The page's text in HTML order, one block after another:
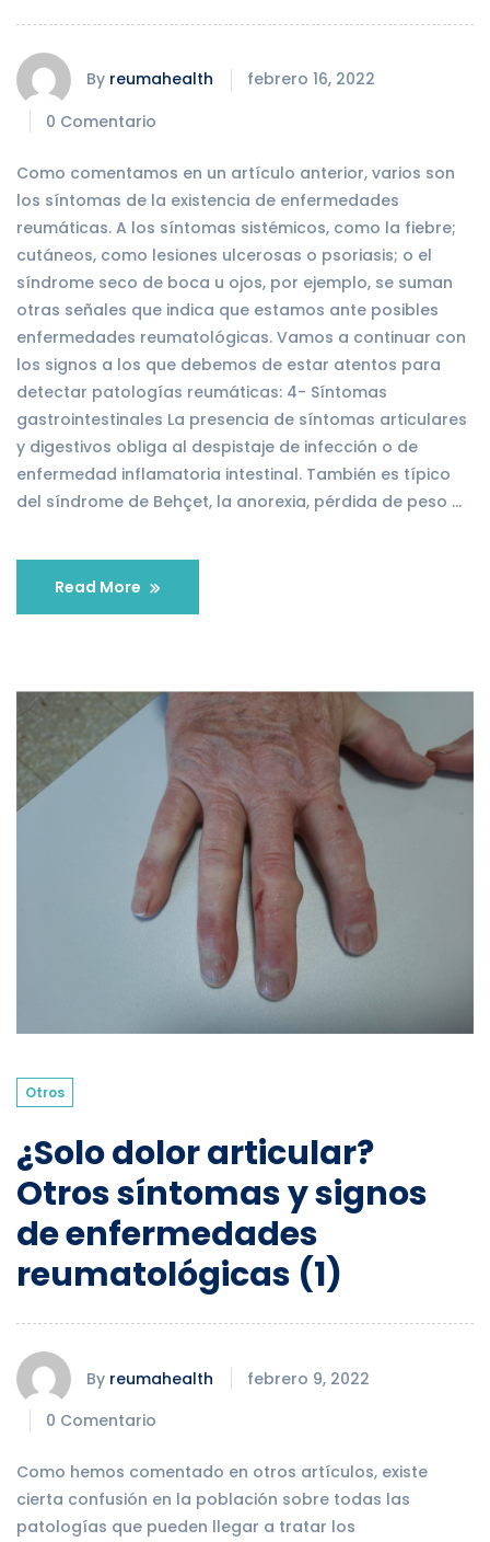
By reumahealth
febrero 16, 2022
0 Comentario
Como comentamos en un artículo anterior, varios son
los síntomas de la existencia de enfermedades
reumáticas. A los síntomas sistémicos, como la fiebre;
cutáneos, como lesiones ulcerosas o psoriasis; o el
síndrome seco de boca u ojos, por ejemplo, se suman
otras señales que indica que estamos ante posibles
enfermedades reumatológicas. Vamos a continuar con
los signos a los que debemos de estar atentos para
detectar patologías reumáticas: 4- Síntomas
gastrointestinales La presencia de síntomas articulares
y digestivos obliga al despistaje de infección o de
enfermedad inflamatoria intestinal. También es típico
del síndrome de Behçet, la anorexia, pérdida de peso …
Read More
Otros
¿Solo dolor articular?
Otros síntomas y signos
de enfermedades
reumatológicas (1)
By reumahealth
febrero 9, 2022
0 Comentario
Como hemos comentado en otros artículos, existe
cierta confusión en la población sobre todas las
patologías que pueden llegar a tratar los